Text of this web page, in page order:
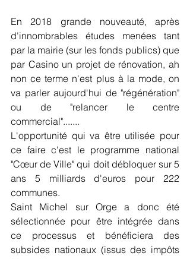
En 2018 grande nouveauté, après
d'innombrables études menées tant
par la mairie (sur les fonds publics) que
par Casino un projet de rénovation, ah
non ce terme n'est plus à la mode, on
va parler aujourd'hui de "régénération"
ou de "relancer le centre
commercial".......
L'opportunité qui va être utilisée pour
ce faire c'est le programme national
"Cœur de Ville" qui doit débloquer sur 5
ans 5 milliards d'euros pour 222
communes.
Saint Michel sur Orge a donc été
sélectionnée pour être intégrée dans
ce processus et bénéficiera des
subsides nationaux (issus des impôts